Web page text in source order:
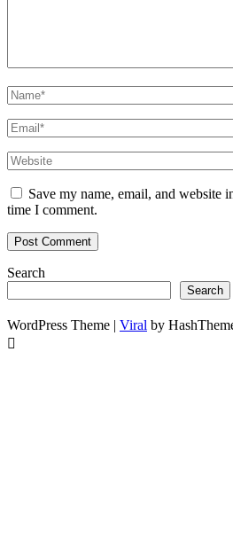
Save my name, email, and website
time I comment.
Search
Search
WordPress Theme | Viral by